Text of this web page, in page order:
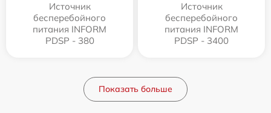
Источник
бесперебойного
питания INFORM
PDSP - 380
Источник
бесперебойного
питания INFORM
PDSP - 3400
Показать больше